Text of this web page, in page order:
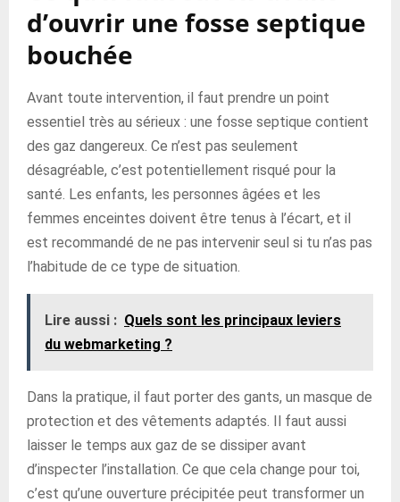
d’ouvrir une fosse septique
bouchée
Avant toute intervention, il faut prendre un point
essentiel très au sérieux : une fosse septique contient
des gaz dangereux. Ce n’est pas seulement
désagréable, c’est potentiellement risqué pour la
santé. Les enfants, les personnes âgées et les
femmes enceintes doivent être tenus à l’écart, et il
est recommandé de ne pas intervenir seul si tu n’as pas
l’habitude de ce type de situation.
Lire aussi : Quels sont les principaux leviers
du webmarketing ?
Dans la pratique, il faut porter des gants, un masque de
protection et des vêtements adaptés. Il faut aussi
laisser le temps aux gaz de se dissiper avant
d’inspecter l’installation. Ce que cela change pour toi,
c’est qu’une ouverture précipitée peut transformer un